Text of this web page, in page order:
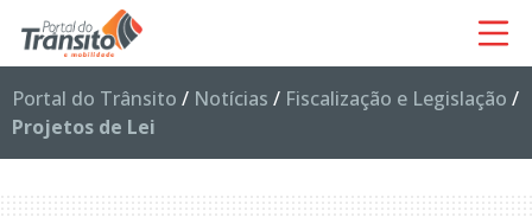
Portal do Trânsito / Notícias / Fiscalização e Legislação /
Projetos de Lei